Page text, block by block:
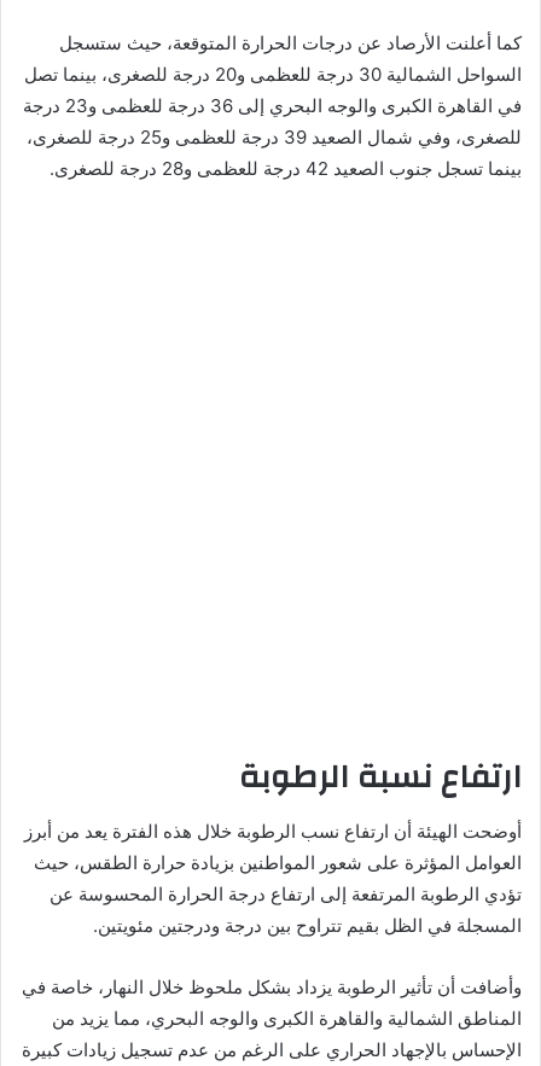
كما أعلنت الأرصاد عن درجات الحرارة المتوقعة، حيث ستسجل
السواحل الشمالية 30 درجة للعظمى و20 درجة للصغرى، بينما تصل
في القاهرة الكبرى والوجه البحري إلى 36 درجة للعظمى و23 درجة
للصغرى، وفي شمال الصعيد 39 درجة للعظمى و25 درجة للصغرى،
بينما تسجل جنوب الصعيد 42 درجة للعظمى و28 درجة للصغرى.
ارتفاع نسبة الرطوبة
أوضحت الهيئة أن ارتفاع نسب الرطوبة خلال هذه الفترة يعد من أبرز
العوامل المؤثرة على شعور المواطنين بزيادة حرارة الطقس، حيث
تؤدي الرطوبة المرتفعة إلى ارتفاع درجة الحرارة المحسوسة عن
المسجلة في الظل بقيم تتراوح بين درجة ودرجتين مئويتين.
وأضافت أن تأثير الرطوبة يزداد بشكل ملحوظ خلال النهار، خاصة في
المناطق الشمالية والقاهرة الكبرى والوجه البحري، مما يزيد من
الإحساس بالإجهاد الحراري على الرغم من عدم تسجيل زيادات كبيرة